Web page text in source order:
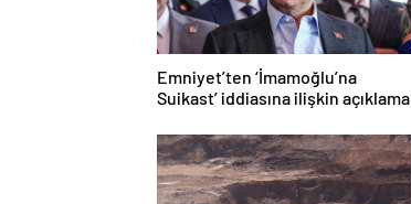
Emniyet’ten ‘İmamoğlu’na
Suikast’ iddiasına ilişkin açıklama